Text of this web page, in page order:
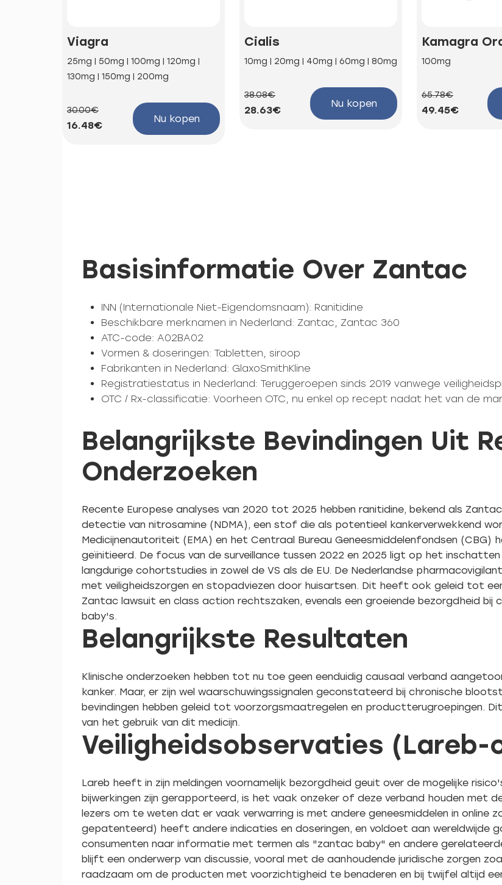
Viagra
25mg | 50mg | 100mg | 120mg |
130mg | 150mg | 200mg
30.00€
16.48€
Nu kopen
Cialis
10mg | 20mg | 40mg | 60mg | 80mg
38.08€
28.63€
Nu kopen
Kamagra
100mg
65.78€
49.45€
Basisinformatie Over Zantac
INN (Internationale Niet-Eigendomsnaam): Ranitidine
Beschikbare merknamen in Nederland: Zantac, Zantac 360
ATC-code: A02BA02
Vormen & doseringen: Tabletten, siroop
Fabrikanten in Nederland: GlaxoSmithKline
Registratiestatus in Nederland: Teruggeroepen sinds 2019 vanwege
OTC / Rx-classificatie: Voorheen OTC, nu enkel op recept nadat het van de
Belangrijkste Bevindingen Uit
Onderzoeken
Recente Europese analyses van 2020 tot 2025 hebben ranitidine, bekend als
detectie van nitrosamine (NDMA), een stof die als potentieel kankerverwekkend
Medicijnenautoriteit (EMA) en het Centraal Bureau Geneesmiddelenfondsen (CBG)
geïnitieerd. De focus van de surveillance tussen 2022 en 2025 ligt op het
langdurige cohortstudies in zowel de VS als de EU. De Nederlandse
met veiligheidszorgen en stopadviezen door huisartsen. Dit heeft ook geleid tot
Zantac lawsuit en class action rechtszaken, evenals een groeiende bezorgdheid bij
baby's.
Belangrijkste Resultaten
Klinische onderzoeken hebben tot nu toe geen eenduidig causaal verband
kanker. Maar, er zijn wel waarschuwingssignalen geconstateerd bij chronische
bevindingen hebben geleid tot voorzorgsmaatregelen en productterugroepingen.
van het gebruik van dit medicijn.
Veiligheidsobservaties (Lareb-
Lareb heeft in zijn meldingen voornamelijk bezorgdheid geuit over de mogelijke
bijwerkingen zijn gerapporteerd, is het vaak onzeker of deze verband houden met
lezers om te weten dat er vaak verwarring is met andere geneesmiddelen in online
gepatenteerd) heeft andere indicaties en doseringen, en voldoet aan wereldwijde
consumenten naar informatie met termen als "zantac baby" en andere
blijft een onderwerp van discussie, vooral met de aanhoudende juridische zorgen
raadzaam om de producten met voorzichtigheid te benaderen en bij twijfel altijd